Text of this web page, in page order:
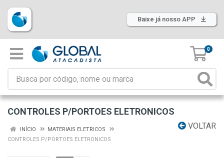
Baixe já nosso APP
0
CONTROLES P/PORTOES ELETRONICOS
VOLTAR
INÍCIO
MATERIAIS ELETRICOS
CONTROLES P/PORTOES ELETRONICOS